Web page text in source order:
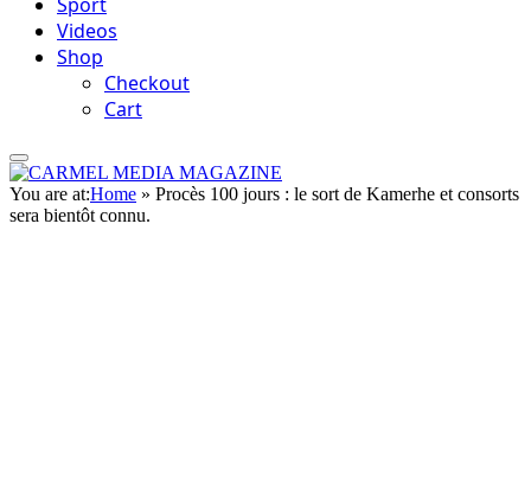
Videos
Shop
Checkout
Cart
You are at:Home » Procès 100 jours : le sort de Kamerhe et consorts
sera bientôt connu.